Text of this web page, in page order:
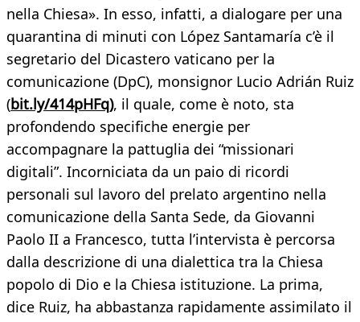
nella Chiesa». In esso, infatti, a dialogare per una
quarantina di minuti con López Santamaría c’è il
segretario del Dicastero vaticano per la
comunicazione (DpC), monsignor Lucio Adrián Ruiz
(bit.ly/414pHFq), il quale, come è noto, sta
profondendo specifiche energie per
accompagnare la pattuglia dei “missionari
digitali”. Incorniciata da un paio di ricordi
personali sul lavoro del prelato argentino nella
comunicazione della Santa Sede, da Giovanni
Paolo II a Francesco, tutta l’intervista è percorsa
dalla descrizione di una dialettica tra la Chiesa
popolo di Dio e la Chiesa istituzione. La prima,
dice Ruiz, ha abbastanza rapidamente assimilato il